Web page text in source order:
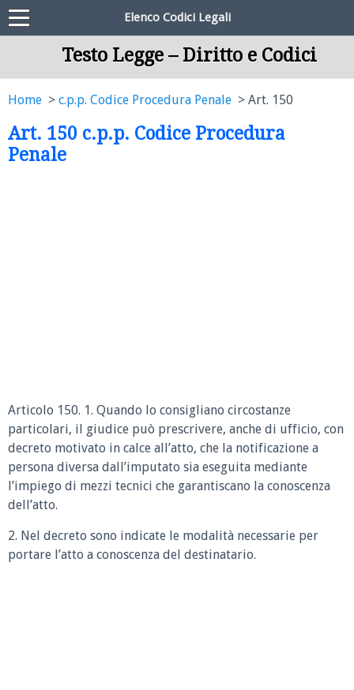
Elenco Codici Legali
Testo Legge – Diritto e Codici
Home c.p.p. Codice Procedura Penale Art. 150
Art. 150 c.p.p. Codice Procedura
Penale
Articolo 150. 1. Quando lo consigliano circostanze
particolari, il giudice può prescrivere, anche di ufficio, con
decreto motivato in calce all’atto, che la notificazione a
persona diversa dall’imputato sia eseguita mediante
l’impiego di mezzi tecnici che garantiscano la conoscenza
dell’atto.
2. Nel decreto sono indicate le modalità necessarie per
portare l’atto a conoscenza del destinatario.